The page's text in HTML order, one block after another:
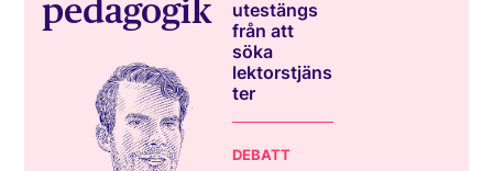
pedagogik
utestängs
från att
söka
lektorstjäns
ter
DEBATT